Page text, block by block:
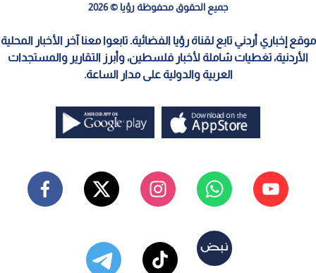
جميع الحقوق محفوظة رؤيا © 2026
موقع إخباري أردني تابع لقناة رؤيا الفضائية. تابعوا معنا آخر الأخبار المحلية
الأردنية، تغطيات شاملة لأخبار فلسطين، وأبرز التقارير والمستجدات
العربية والدولية على مدار الساعة.